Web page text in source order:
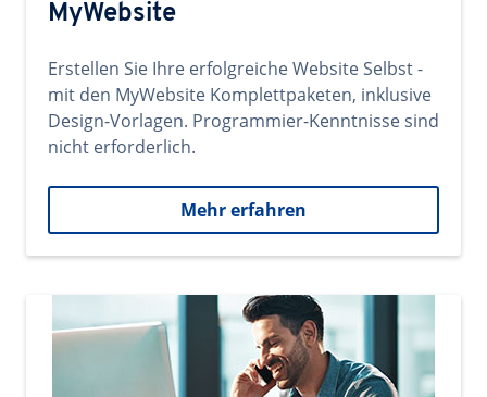
MyWebsite
Erstellen Sie Ihre erfolgreiche Website Selbst -
mit den MyWebsite Komplettpaketen, inklusive
Design-Vorlagen. Programmier-Kenntnisse sind
nicht erforderlich.
Mehr erfahren